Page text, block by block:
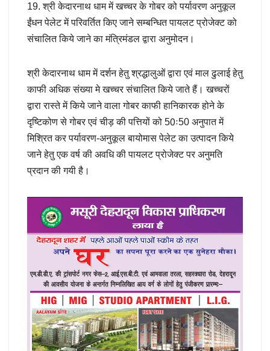
19. श्री केदारनाथ धाम में खच्चर के गोबर को पर्यावरण अनुकूल
ईंधन पेलेट में परिवर्तित किए जाने सम्बन्धित पायलट प्रोजेक्ट को
संचालित किये जाने का मंत्रिमंडल द्वारा अनुमोदन।
श्री केदारनाथ धाम में दर्शन हेतु श्रद्धालुओं द्वारा एवं माल ढुलाई हेतु
काफी अधिक संख्या मे खच्चर संचालित किये जाते हैं। खच्चरों
द्वारा रास्ते में किये जाने वाला गोबर काफी हानिकारक होने के
दृष्टिकोण से गोबर एवं चीड़ की पत्तियों को 50ः50 अनुपात में
मिश्रित कर पर्यावरण-अनुकूल बायोमास पेलेट का उत्पादन किये
जाने हेतु एक वर्ष की अवधि की पायलट प्रोजेक्ट पर अनुमति
प्रदान की गयी है।